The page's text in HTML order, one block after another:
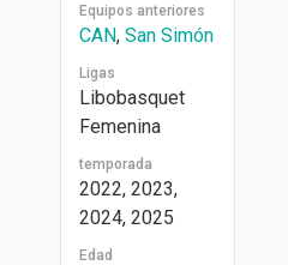
Equipos anteriores
CAN, San Simón
Ligas
Libobasquet
Femenina
temporada
2022, 2023,
2024, 2025
Edad